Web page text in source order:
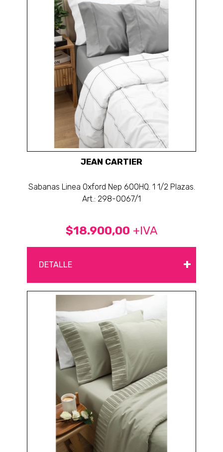
JEAN CARTIER
Sabanas Linea Oxford Nep 600HQ. 1 1/2 Plazas.
Art.: 298-0067/1
$18.900,00 +IVA
DETALLE +